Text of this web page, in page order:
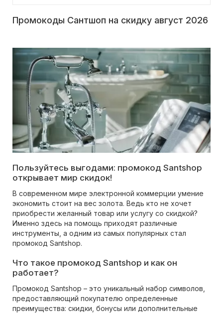
Промокоды Сантшоп на скидку август 2026
Пользуйтесь выгодами: промокод Santshop
открывает мир скидок!
В современном мире электронной коммерции умение
экономить стоит на вес золота. Ведь кто не хочет
приобрести желанный товар или услугу со скидкой?
Именно здесь на помощь приходят различные
инструменты, а одним из самых популярных стал
промокод Santshop.
Что такое промокод Santshop и как он
работает?
Промокод Santshop – это уникальный набор символов,
предоставляющий покупателю определенные
преимущества: скидки, бонусы или дополнительные